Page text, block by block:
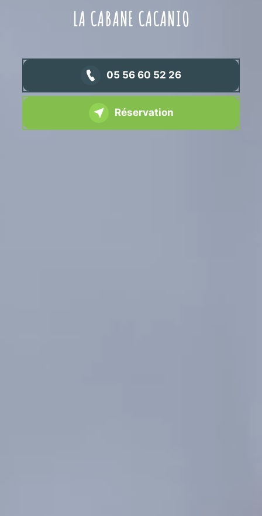
LA CABANE CACANIO
05 56 60 52 26
Réservation